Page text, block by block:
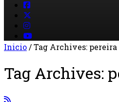
Inicio/Tag Archives: pereira
Tag Archives: